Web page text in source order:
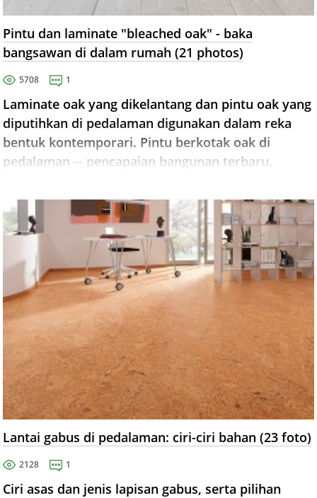
Pintu dan laminate "bleached oak" - baka
bangsawan di dalam rumah (21 photos)
5708 1
Laminate oak yang dikelantang dan pintu oak yang
diputihkan di pedalaman digunakan dalam reka
bentuk kontemporari. Pintu berkotak oak di
pedalaman ─ pencapaian bangunan terbaru.
Lantai gabus di pedalaman: ciri-ciri bahan (23 foto)
2128 1
Ciri asas dan jenis lapisan gabus, serta pilihan